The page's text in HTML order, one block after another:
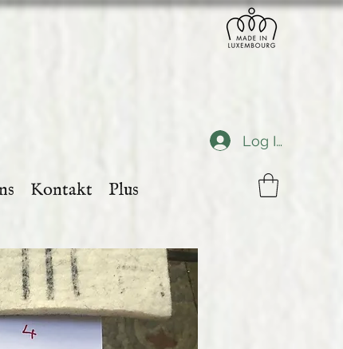
Log In
Kontakt Plus